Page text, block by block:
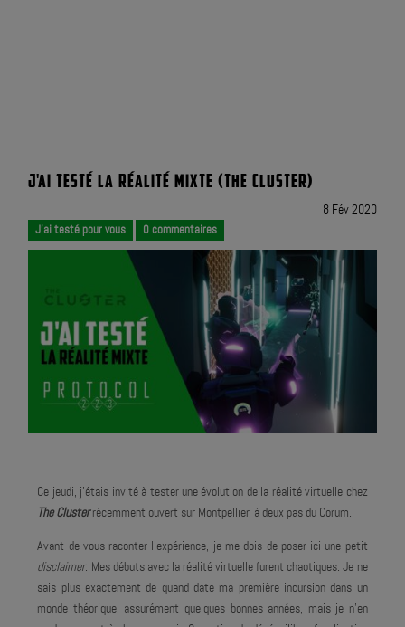
J'AI TESTÉ LA RÉALITÉ MIXTE (THE CLUSTER)
8 Fév 2020
J'ai testé pour vous 0 commentaires
Ce jeudi, j'étais invité à tester une évolution de la réalité virtuelle chez
The Clusterrécemment ouvert sur Montpellier, à deux pas du Corum.
Avant de vous raconter l'expérience, je me dois de poser ici une petit
disclaimer. Mes débuts avec la réalité virtuelle furent chaotiques. Je ne
sais plus exactement de quand date ma première incursion dans un
monde théorique, assurément quelques bonnes années, mais je n'en